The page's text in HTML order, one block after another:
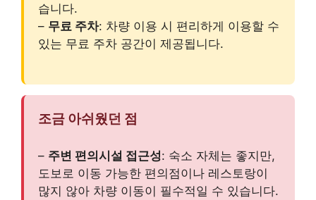
습니다.
– 무료 주차: 차량 이용 시 편리하게 이용할 수
있는 무료 주차 공간이 제공됩니다.
조금 아쉬웠던 점
– 주변 편의시설 접근성: 숙소 자체는 좋지만,
도보로 이동 가능한 편의점이나 레스토랑이
많지 않아 차량 이동이 필수적일 수 있습니다.